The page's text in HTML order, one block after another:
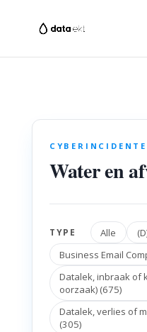
Water en
TYPE Alle
Business Email
Datalek, inbraak of
oorzaak) (675)
Datalek, verlies of
(305)